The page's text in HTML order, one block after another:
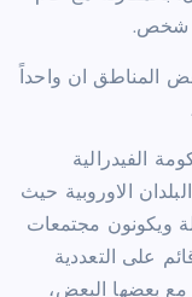
المناطق ان واحداً
الفيدرالية
الاوروبية حيث
ويكونون مجتمعات
على التعددية
مع بعضها البعض،